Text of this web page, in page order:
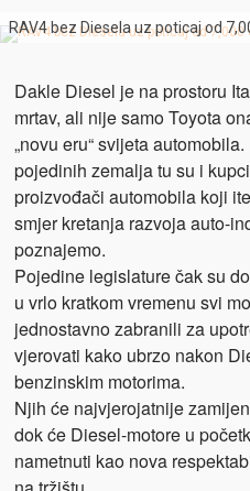
RAV4 bez Diesela uz poticaj od
Dakle Diesel je na prostoru
mrtav, ali nije samo Toyota
„novu eru“ svijeta
pojedinih zemalja tu su i
proizvođači automobila koji
smjer kretanja razvoja auto-
poznajemo.
Pojedine legislature čak su
u vrlo kratkom vremenu svi
jednostavno zabranili za
vjerovati kako ubrzo nakon
benzinskim motorima.
Njih će najvjerojatnije
dok će Diesel-motore u
nametnuti kao nova